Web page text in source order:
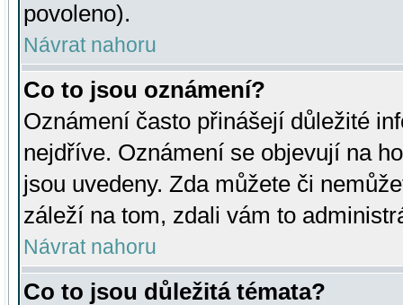
povoleno).
Návrat nahoru
Co to jsou oznámení?
Oznámení často přinášejí důležité
nejdříve. Oznámení se objevují na
jsou uvedeny. Zda můžete či
záleží na tom, zdali vám to
Návrat nahoru
Co to jsou důležitá témata?